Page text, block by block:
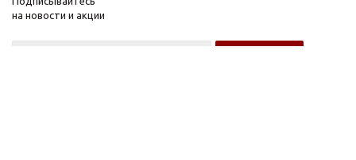
на новости и акции